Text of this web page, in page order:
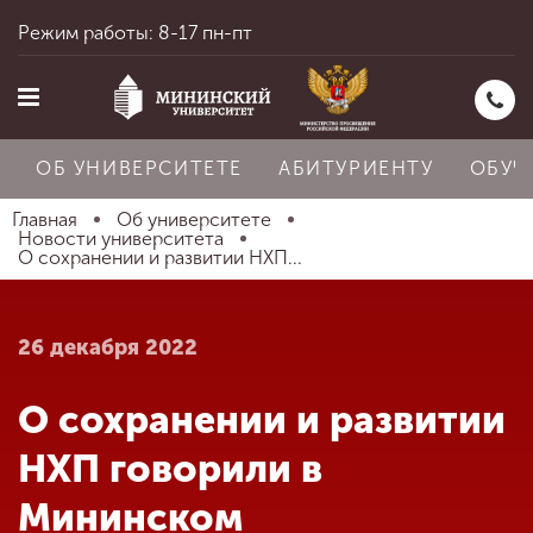
Главная
Абитуриенту
Режим работы: 8-17 пн-пт
ОБ УНИВЕРСИТЕТЕ АБИТУРИЕНТУ
Главная
Об университете
Новости университета
О сохранении и развитии НХП...
26 декабря 2022
О сохранении и развитии
НХП говорили в
Мининском